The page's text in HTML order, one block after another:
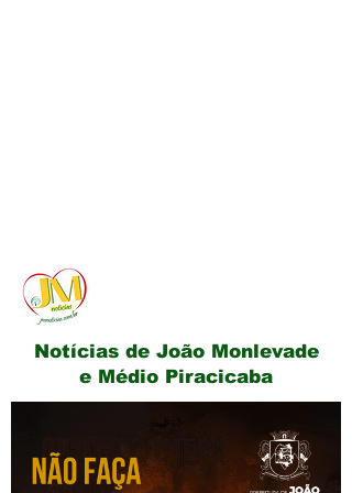
Notícias de João Monlevade
e Médio Piracicaba